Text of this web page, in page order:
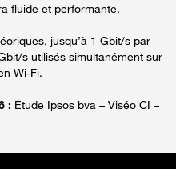
fluide et performante.
jusqu’à 1 Gbit/s par
s utilisés simultanément sur
Wi-Fi.
: Étude Ipsos bva – Viséo CI –